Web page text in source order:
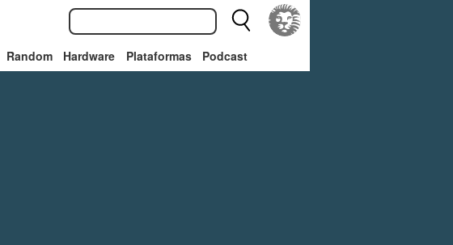
Random Hardware Plataformas Podcast